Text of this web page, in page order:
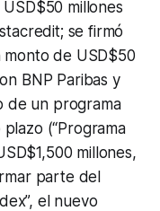
millones
; se firmó
de USD$50
BNP Paribas y
de un programa
(“Programa
millones,
parte del
el nuevo